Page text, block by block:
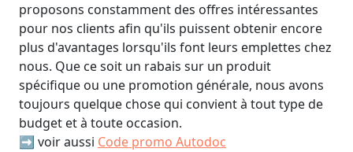
proposons constamment des offres intéressantes
pour nos clients afin qu'ils puissent obtenir encore
plus d'avantages lorsqu'ils font leurs emplettes chez
nous. Que ce soit un rabais sur un produit
spécifique ou une promotion générale, nous avons
toujours quelque chose qui convient à tout type de
budget et à toute occasion.
➡️ voir aussi Code promo Autodoc